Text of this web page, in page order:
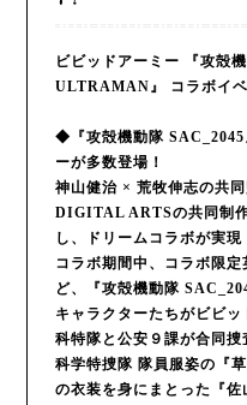
ビビッドアーミー 『攻殻
ULTRAMAN』 コラボイベ
◆『攻殻機動隊
ーが多数登場！
神山健治 × 荒牧伸志の共
DIGITAL ARTSの共同制
し、ドリームコラボが実現
コラボ期間中、コラボ限
ど、『攻殻機動隊
キャラクターたちがビビッ
科特隊と公安９課が合同捜
科学特捜隊 隊員服姿の『
の衣装を身にまとった『